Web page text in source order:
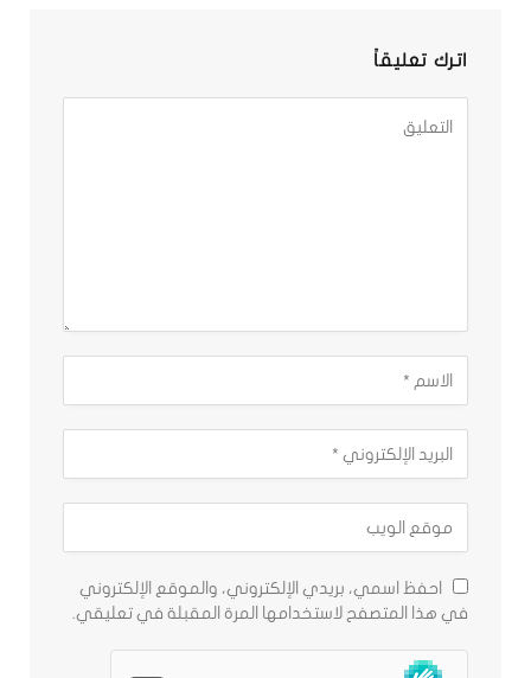
اترك تعليقاً
احفظ اسمي، بريدي الإلكتروني، والموقع الإلكتروني
في هذا المتصفح لاستخدامها المرة المقبلة في تعليقي.